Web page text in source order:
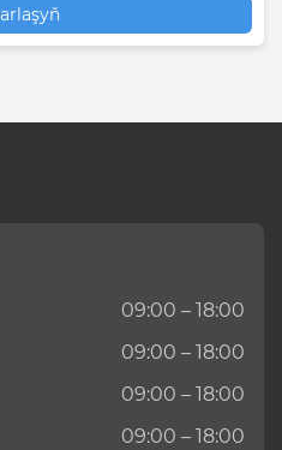
09:00 – 18:00
09:00 – 18:00
09:00 – 18:00
09:00 – 18:00